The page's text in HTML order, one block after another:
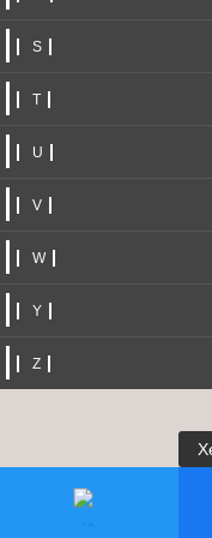
S
T
U
V
W
Y
Z